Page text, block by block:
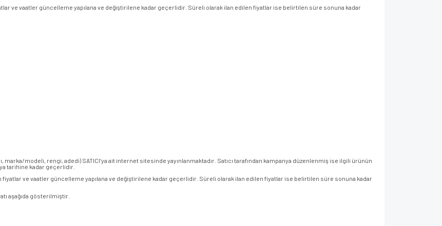
ve vaatler güncelleme yapılana ve değiştirilene kadar geçerlidir. Süreli olarak ilan edilen fiyatlar ise belirtilen süre sonuna kadar
modeli, rengi, adedi) SATICI’ya ait internet sitesinde yayınlanmaktadır. Satıcı tarafından kampanya düzenlenmiş ise ilgili ürünün
tarihine kadar geçerlidir.
fiyatlar ve vaatler güncelleme yapılana ve değiştirilene kadar geçerlidir. Süreli olarak ilan edilen fiyatlar ise belirtilen süre sonuna kadar
aşağıda gösterilmiştir.